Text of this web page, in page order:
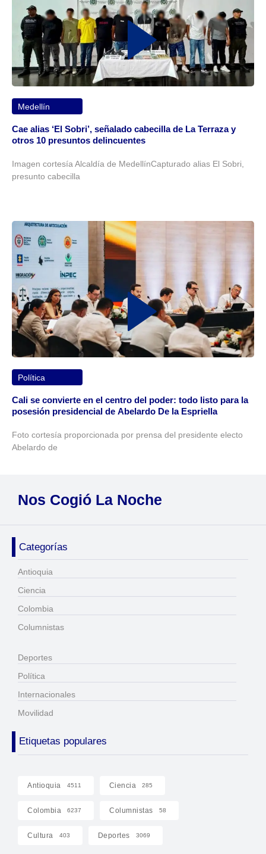
Medellín
Cae alias ‘El Sobri’, señalado cabecilla de La Terraza y
otros 10 presuntos delincuentes
Imagen cortesía Alcaldía de MedellínCapturado alias El Sobri,
presunto cabecilla
Política
Cali se convierte en el centro del poder: todo listo para la
posesión presidencial de Abelardo De la Espriella
Foto cortesía proporcionada por prensa del presidente electo
Abelardo de
Nos Cogió La Noche
Categorías
Antioquia
Ciencia
Colombia
Columnistas
Deportes
Política
Internacionales
Movilidad
Etiquetas populares
Antioquia 4511 Ciencia 285
Colombia 6237 Columnistas 58
Cultura 403 Deportes 3069